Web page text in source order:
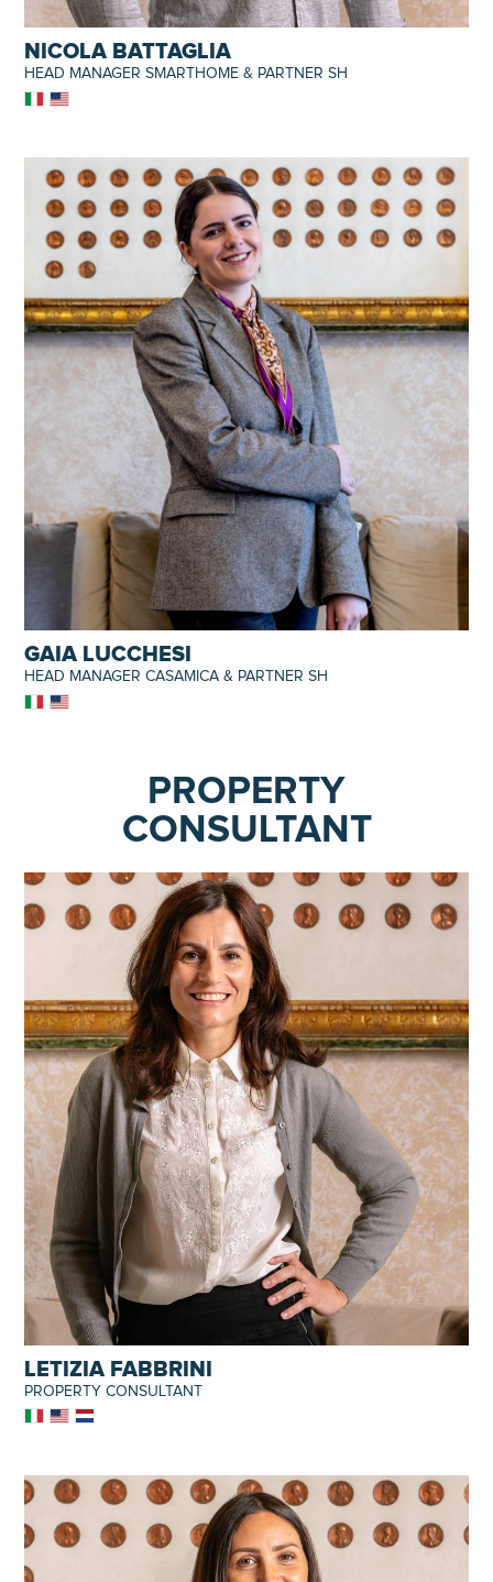
NICOLA BATTAGLIA
HEAD MANAGER SMARTHOME & PARTNER SH
GAIA LUCCHESI
HEAD MANAGER CASAMICA & PARTNER SH
PROPERTY
CONSULTANT
LETIZIA FABBRINI
PROPERTY CONSULTANT